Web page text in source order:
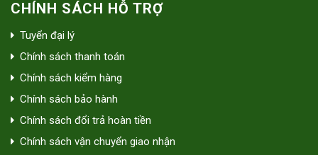
CHÍNH SÁCH HỖ TRỢ
Tuyển đại lý
Chính sách thanh toán
Chính sách kiểm hàng
Chính sách bảo hành
Chính sách đổi trả hoàn tiền
Chính sách vận chuyển giao nhận